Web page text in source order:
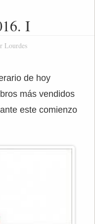
I
Lourdes
de hoy
más vendidos
este comienzo